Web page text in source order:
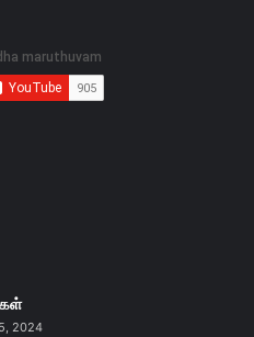
2024